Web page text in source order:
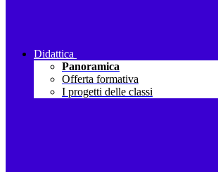
Didattica
Panoramica
Offerta formativa
I progetti delle classi